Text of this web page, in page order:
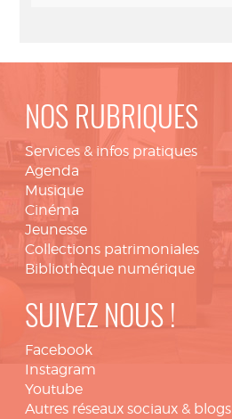
NOS RUBRIQUES
Services & infos pratiques
Agenda
Musique
Cinéma
Jeunesse
Collections patrimoniales
Bibliothèque numérique
SUIVEZ NOUS !
Facebook
Instagram
Youtube
Autres réseaux sociaux & blogs